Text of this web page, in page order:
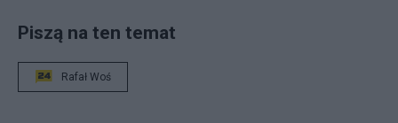
Piszą na ten temat
Rafał Woś